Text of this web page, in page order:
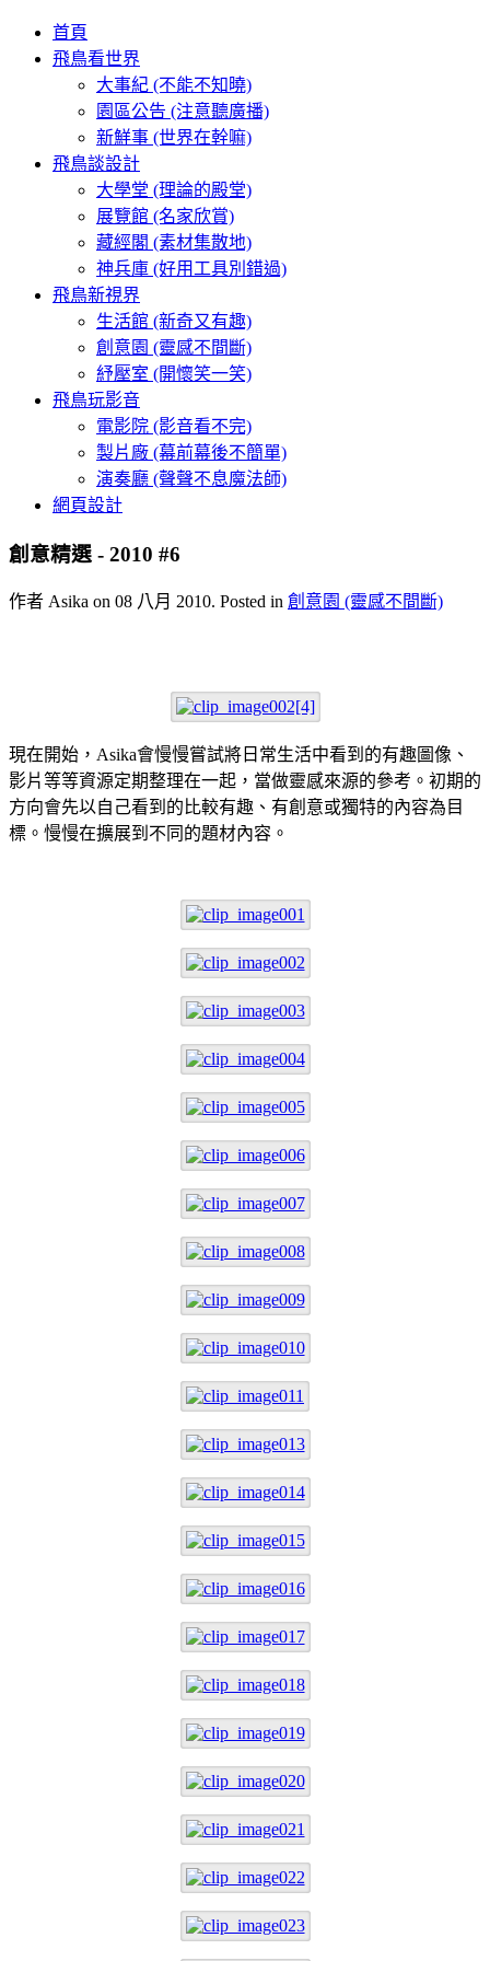
首頁
飛鳥看世界
大事紀 (不能不知曉)
園區公告 (注意聽廣播)
新鮮事 (世界在幹嘛)
飛鳥談設計
大學堂 (理論的殿堂)
展覽館 (名家欣賞)
藏經閣 (素材集散地)
神兵庫 (好用工具別錯過)
飛鳥新視界
生活館 (新奇又有趣)
創意園 (靈感不間斷)
紓壓室 (開懷笑一笑)
飛鳥玩影音
電影院 (影音看不完)
製片廠 (幕前幕後不簡單)
演奏廳 (聲聲不息魔法師)
網頁設計
創意精選 - 2010 #6
作者 Asika on 08 八月 2010. Posted in 創意園 (靈感不間斷)
現在開始，Asika會慢慢嘗試將日常生活中看到的有趣圖像、
影片等等資源定期整理在一起，當做靈感來源的參考。初期的
方向會先以自己看到的比較有趣、有創意或獨特的內容為目
標。慢慢在擴展到不同的題材內容。